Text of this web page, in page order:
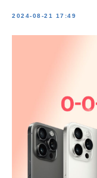
2024-08-21 17:49